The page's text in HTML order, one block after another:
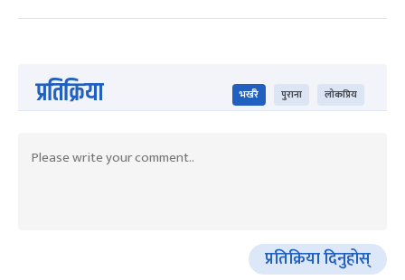
प्रतिक्रिया भर्खरै पुराना लोकप्रिय
प्रतिक्रिया दिनुहोस्